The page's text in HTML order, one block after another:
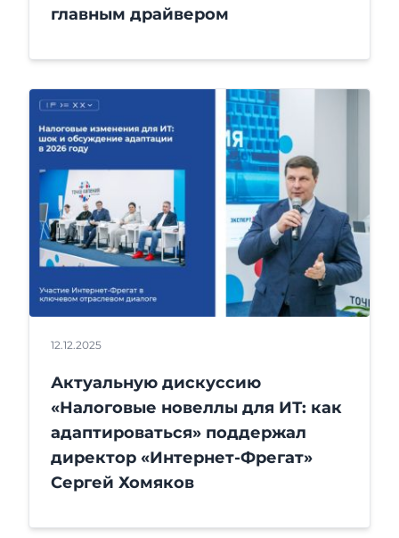
главным драйвером
12.12.2025
Актуальную дискуссию
«Налоговые новеллы для ИТ: как
адаптироваться» поддержал
директор «Интернет-Фрегат»
Сергей Хомяков